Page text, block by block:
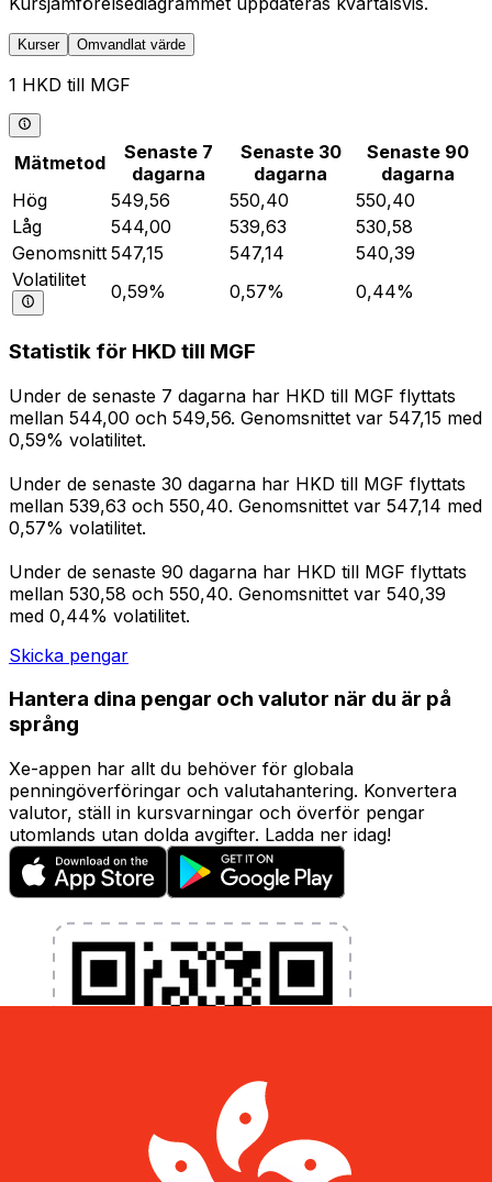
Kurser Omvandlat värde
1 HKD till MGF
Mätmetod
Senaste 7
dagarna
Senaste 30
dagarna
Senaste 90
dagarna
Hög
549,56 550,40
550,40
Låg
544,00 539,63
530,58
Genomsnitt 547,15 547,14
540,39
Volatilitet
0,59% 0,57% 0,44%
Statistik för HKD till MGF
Under de senaste 7 dagarna har HKD till MGF flyttats
mellan 544,00 och 549,56. Genomsnittet var 547,15 med
0,59% volatilitet.
Under de senaste 30 dagarna har HKD till MGF flyttats
mellan 539,63 och 550,40. Genomsnittet var 547,14 med
0,57% volatilitet.
Under de senaste 90 dagarna har HKD till MGF flyttats
mellan 530,58 och 550,40. Genomsnittet var 540,39
med 0,44% volatilitet.
Skicka pengar
Hantera dina pengar och valutor när du är på
språng
Xe-appen har allt du behöver för globala
penningöverföringar och valutahantering. Konvertera
valutor, ställ in kursvarningar och överför pengar
utomlands utan dolda avgifter. Ladda ner idag!